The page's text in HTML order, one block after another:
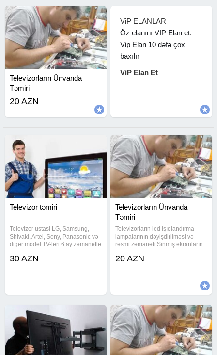
Televizorların Ünvanda
Təmiri
20 AZN
ViP ELANLAR
Öz elanını VIP Elan et.
Vip Elan 10 dəfə çox
baxılır
ViP Elan Et
Televizor təmiri
Televizor ustasi LG, Samsung,
Shivaki, Artel, Sony, Panasonic və
digər model TV-ləri 6 ay zəmanətlə
mərkəzində olunur. Müştərinin
30 AZN
Televizorların Ünvanda
Təmiri
Televizorların led işıqlandırma
lampalarının dəyişdirilməsi və
rəsmi zəmanəti Sınmış ekranların
olunması Su ilə təmas olaraq
20 AZN